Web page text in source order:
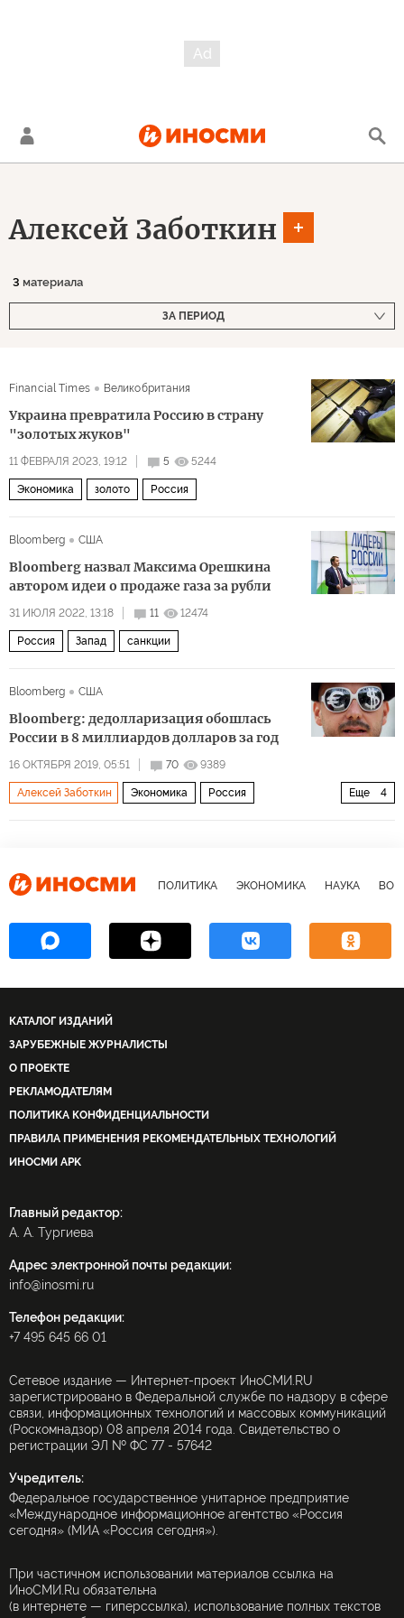
Алексей Заботкин
3 материала
ЗА ПЕРИОД
Financial Times Великобритания
Украина превратила Россию в страну
"золотых жуков"
11 ФЕВРАЛЯ 2023, 19:12 5 5244
Экономика золото Россия
Bloomberg США
Bloomberg назвал Максима Орешкина
автором идеи о продаже газа за рубли
31 ИЮЛЯ 2022, 13:18 11 12474
Россия Запад санкции
Bloomberg США
Bloomberg: дедолларизация обошлась
России в 8 миллиардов долларов за год
16 ОКТЯБРЯ 2019, 05:51 70 9389
Еще 4
Алексей Заботкин Экономика Россия
ПОЛИТИКА ЭКОНОМИКА НАУКА
КАТАЛОГ ИЗДАНИЙ
ЗАРУБЕЖНЫЕ ЖУРНАЛИСТЫ
О ПРОЕКТЕ
РЕКЛАМОДАТЕЛЯМ
ПОЛИТИКА КОНФИДЕНЦИАЛЬНОСТИ
ПРАВИЛА ПРИМЕНЕНИЯ РЕКОМЕНДАТЕЛЬНЫХ ТЕХНОЛОГИЙ
ИНОСМИ APK
Главный редактор:
А. А. Тургиева
Адрес электронной почты редакции:
info@inosmi.ru
Телефон редакции:
+7 495 645 66 01
Сетевое издание — Интернет-проект ИноСМИ.RU
зарегистрировано в Федеральной службе по надзору в сфере
связи, информационных технологий и массовых коммуникаций
(Роскомнадзор) 08 апреля 2014 года. Свидетельство о
регистрации ЭЛ № ФС 77 - 57642
Учредитель:
Федеральное государственное унитарное предприятие
«Международное информационное агентство «Россия
сегодня» (МИА «Россия сегодня»).
При частичном использовании материалов ссылка на
ИноСМИ.Ru обязательна
(в интернете — гиперссылка), использование полных текстов